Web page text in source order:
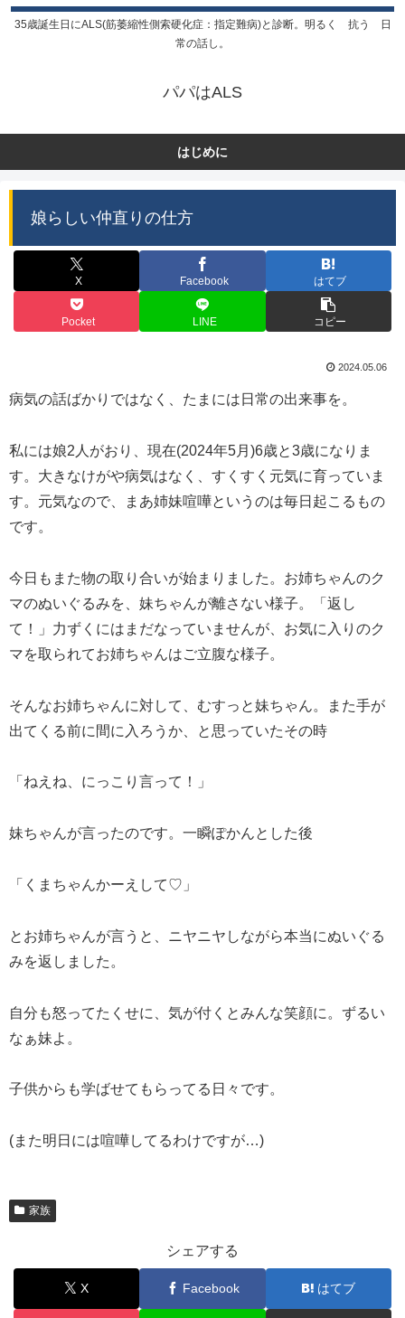
35歳誕生日にALS(筋萎縮性側索硬化症：指定難病)と診断。明るく 抗う 日
常の話し。
パパはALS
はじめに
娘らしい仲直りの仕方
X Facebook はてブ
Pocket LINE コピー
2024.05.06
病気の話ばかりではなく、たまには日常の出来事を。
私には娘2人がおり、現在(2024年5月)6歳と3歳になりま
す。大きなけがや病気はなく、すくすく元気に育っていま
す。元気なので、まあ姉妹喧嘩というのは毎日起こるもの
です。
今日もまた物の取り合いが始まりました。お姉ちゃんのク
マのぬいぐるみを、妹ちゃんが離さない様子。「返し
て！」力ずくにはまだなっていませんが、お気に入りのク
マを取られてお姉ちゃんはご立腹な様子。
そんなお姉ちゃんに対して、むすっと妹ちゃん。また手が
出てくる前に間に入ろうか、と思っていたその時
「ねえね、にっこり言って！」
妹ちゃんが言ったのです。一瞬ぽかんとした後
「くまちゃんかーえして♡」
とお姉ちゃんが言うと、ニヤニヤしながら本当にぬいぐる
みを返しました。
自分も怒ってたくせに、気が付くとみんな笑顔に。ずるい
なぁ妹よ。
子供からも学ばせてもらってる日々です。
(また明日には喧嘩してるわけですが…)
家族
シェアする
X Facebook はてブ